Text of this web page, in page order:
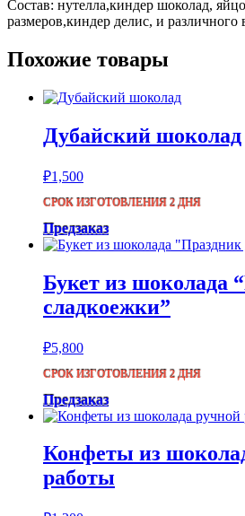
Состав: нутелла,киндер шоколад,
размеров,киндер делис, и
Похожие товары
Дубайский шоколад
₽1,500
СРОК ИЗГОТОВЛЕНИЯ 2 ДНЯ
Предзаказ
Букет из шоколада
сладкоежки”
₽5,800
СРОК ИЗГОТОВЛЕНИЯ 2 ДНЯ
Предзаказ
Конфеты из
работы